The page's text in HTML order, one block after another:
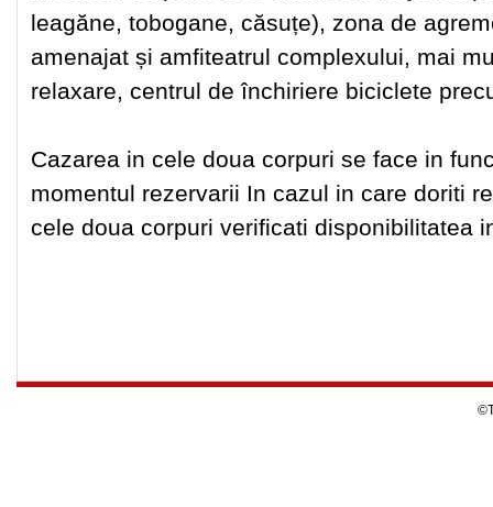
leagăne, tobogane, căsuțe), zona de
amenajat și amfiteatrul complexului, mai
relaxare, centrul de închiriere biciclete
Cazarea in cele doua corpuri se face in
momentul rezervarii In cazul in care doriti
cele doua corpuri verificati disponibilitatea